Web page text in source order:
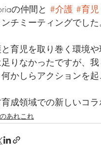
の仲間と #介護 #育児
チミーティングでした
育児を取り巻く環境
りなかったですが、
かしらアクションを
育成領域での新しいコ
あれこれ